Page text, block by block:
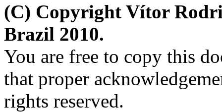
(C) Copyright Vítor
Brazil 2010.
You are free to copy this
that proper
rights reserved.